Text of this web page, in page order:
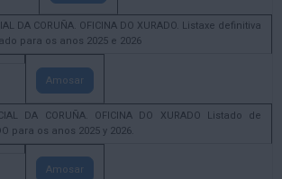
DA CORUÑA. OFICINA DO XURADO. Listaxe definitiva
para os anos 2025 e 2026
Amosar
DA CORUÑA. OFICINA DO XURADO Listado de
para os anos 2025 y 2026.
Amosar